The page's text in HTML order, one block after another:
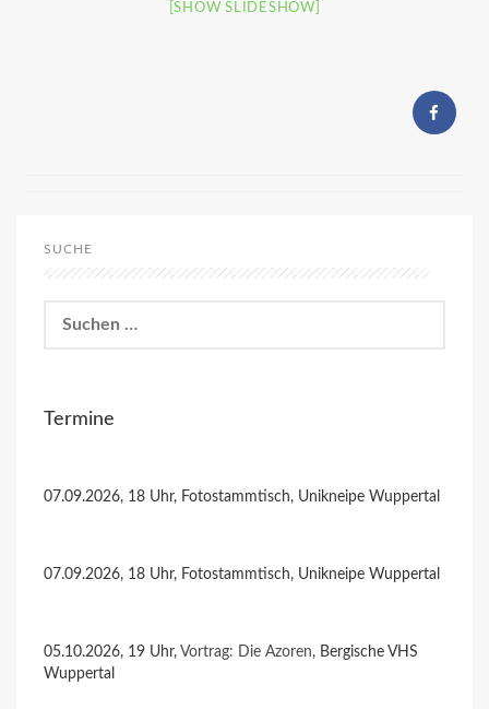
[SHOW SLIDESHOW]
SUCHE
nach:
Termine
07.09.2026, 18 Uhr, Fotostammtisch, Unikneipe Wuppertal
07.09.2026, 18 Uhr, Fotostammtisch, Unikneipe Wuppertal
05.10.2026, 19 Uhr, Vortrag: Die Azoren, Bergische VHS
Wuppertal